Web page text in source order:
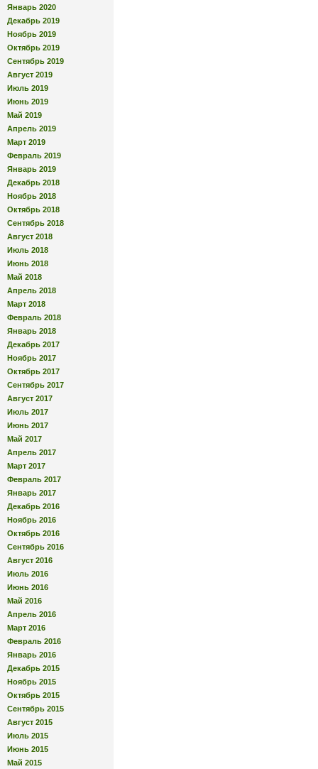
Январь 2020
Декабрь 2019
Ноябрь 2019
Октябрь 2019
Сентябрь 2019
Август 2019
Июль 2019
Июнь 2019
Май 2019
Апрель 2019
Март 2019
Февраль 2019
Январь 2019
Декабрь 2018
Ноябрь 2018
Октябрь 2018
Сентябрь 2018
Август 2018
Июль 2018
Июнь 2018
Май 2018
Апрель 2018
Март 2018
Февраль 2018
Январь 2018
Декабрь 2017
Ноябрь 2017
Октябрь 2017
Сентябрь 2017
Август 2017
Июль 2017
Июнь 2017
Май 2017
Апрель 2017
Март 2017
Февраль 2017
Январь 2017
Декабрь 2016
Ноябрь 2016
Октябрь 2016
Сентябрь 2016
Август 2016
Июль 2016
Июнь 2016
Май 2016
Апрель 2016
Март 2016
Февраль 2016
Январь 2016
Декабрь 2015
Ноябрь 2015
Октябрь 2015
Сентябрь 2015
Август 2015
Июль 2015
Июнь 2015
Май 2015